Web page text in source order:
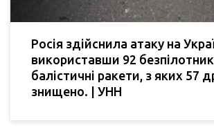
Росія здійснила атаку на
використавши 92
балістичні ракети, з яких 57
знищено. | УНН